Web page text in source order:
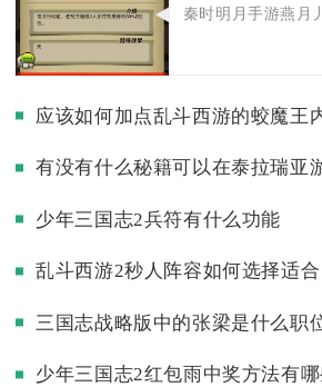
秦时明月手游燕月
应该如何加点乱斗西游的蛟魔王
少年三国志2兵符有什么功能
三国志战略版中的张梁是什么职
少年三国志2红包雨中奖方法有